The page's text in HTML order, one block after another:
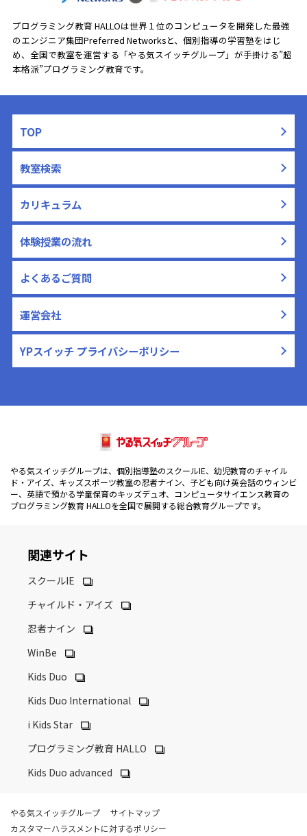
プログラミング教育 HALLOは世界１位のコンピュータを開発した最強
のエンジニア集団Preferred Networksと、 個別指導の学習塾をはじ
め、全国で教室を運営する「やる気スイッチグループ」が手掛ける”超
本格派”プログラミング教育です。
TOP
教室検索
カリキュラム
体験授業の流れ
よくあるご質問
運営会社
YPスイッチ プライバシーポリシー
やる気スイッチグループは、個別指導塾のスクールIE、幼児教育のチャイル
ド・アイズ、キッズスポーツ教室の忍者ナイン、子ども向け英会話のウィンビ
ー、英語で預かる学童保育のキッズデュオ、コンピュータサイエンス教育の
プログラミング教育 HALLOを全国で展開する総合教育グループです。
関連サイト
スクールIE
チャイルド・アイズ
忍者ナイン
WinBe
Kids Duo
Kids Duo International
i Kids Star
プログラミング教育 HALLO
Kids Duo advanced
やる気スイッチグループ
サイトマップ
カスタマーハラスメントに対するポリシー